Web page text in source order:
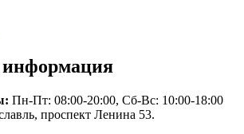
информация
Пн-Пт: 08:00-20:00, Сб-Вс: 10:00-18:00
проспект Ленина 53.